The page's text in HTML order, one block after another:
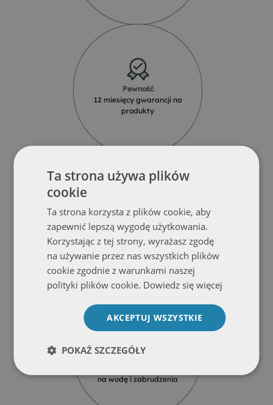
Pewność
12 miesięcy gwarancji na
produkty
Solidność
Produkty z najlepszych materiałów
od renomowanych dostawców
Wodoodporność
na wodę i zabrudzenia
Ta strona używa plików
cookie
Ta strona korzysta z plików cookie, aby
zapewnić lepszą wygodę użytkowania.
Korzystając z tej strony, wyrażasz zgodę
na używanie przez nas wszystkich plików
cookie zgodnie z warunkami naszej
polityki plików cookie. Dowiedz się więcej
AKCEPTUJ WSZYSTKIE
POKAŻ SZCZEGÓŁY